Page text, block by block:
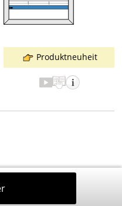
Produktneuheit